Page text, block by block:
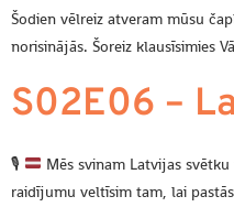
Šodien vēlreiz atveram mūsu
norisinājās. Šoreiz klausīsimies
S02E06 –
🎙
Mēs svinam Latvijas
raidījumu veltīsim tam, lai